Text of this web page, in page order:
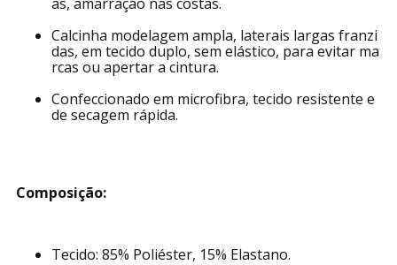
Calcinha modelagem ampla, laterais largas franzi
das, em tecido duplo, sem elástico, para evitar ma
rcas ou apertar a cintura.
Confeccionado em microfibra, tecido resistente e
de secagem rápida.
Composição:
Tecido: 85% Poliéster, 15% Elastano.